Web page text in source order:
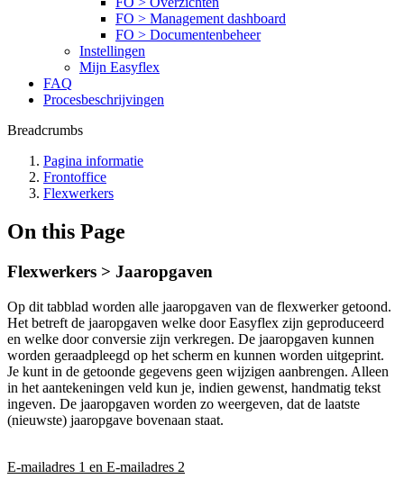
FO > Management dashboard
FO > Documentenbeheer
Instellingen
Mijn Easyflex
FAQ
Procesbeschrijvingen
Breadcrumbs
Pagina informatie
Frontoffice
Flexwerkers
On this Page
Flexwerkers > Jaaropgaven
Op dit tabblad worden alle jaaropgaven van de flexwerker getoond.
Het betreft de jaaropgaven welke door Easyflex zijn geproduceerd
en welke door conversie zijn verkregen. De jaaropgaven kunnen
worden geraadpleegd op het scherm en kunnen worden uitgeprint.
Je kunt in de getoonde gegevens geen wijzigen aanbrengen. Alleen
in het aantekeningen veld kun je, indien gewenst, handmatig tekst
ingeven. De jaaropgaven worden zo weergeven, dat de laatste
(nieuwste) jaaropgave bovenaan staat.
E-mailadres 1 en E-mailadres 2